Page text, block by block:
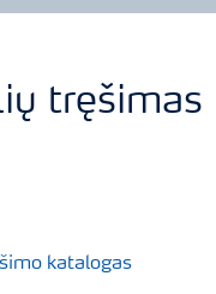
tręšimas
katalogas